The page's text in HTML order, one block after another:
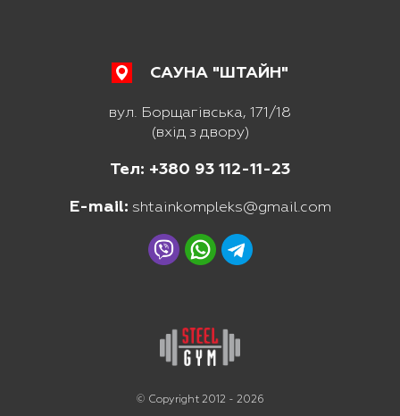
© Copyright 2012 - 2026
САУНА "ШТАЙН"
вул. Борщагівська, 171/18
(вхід з двору)
Тел: +380 93 112-11-23
E-mail: shtainkompleks@gmail.com